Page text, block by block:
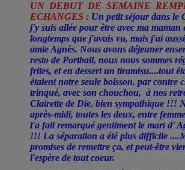
UN DEBUT DE SEMAINE
ECHANGES : Un petit séjour dans le
j'y suis allée pour être avec ma
longtemps que j'avais vu, mais j'ai
amie Agnès. Nous avons déjeuner
resto de Portbail, nous nous sommes
frites, et en dessert un tiramisu....tout
étaient notre seule boisson. par contre
trinqué, avec son chouchou, à nos
Clairette de Die, bien sympathique !!!
après-midi, toutes les deux, entre
l'a fait remarqué gentiment le mari d'
!!! La séparation a été plus difficile
promises de remettre ça, et peut-être
l'espère de tout coeur.